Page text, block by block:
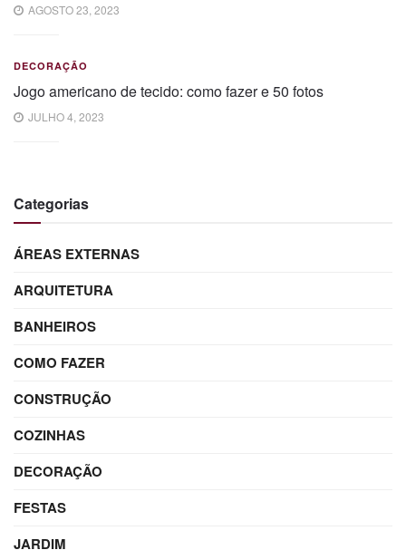
AGOSTO 23, 2023
DECORAÇÃO
Jogo americano de tecido: como fazer e 50 fotos
JULHO 4, 2023
Categorias
ÁREAS EXTERNAS
ARQUITETURA
BANHEIROS
COMO FAZER
CONSTRUÇÃO
COZINHAS
DECORAÇÃO
FESTAS
JARDIM